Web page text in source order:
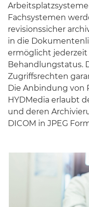
Fachsystemen
revisionssicher
in die
ermöglicht
Behandlungstatus.
Zugriffsrechten
Die Anbindung von
HYDMedia erlaubt
und deren
DICOM in JPEG